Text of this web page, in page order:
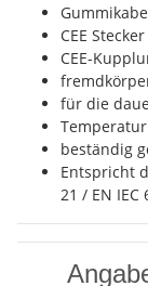
CEE
CEE-
für die
beständig
Entspricht
21 / EN IEC